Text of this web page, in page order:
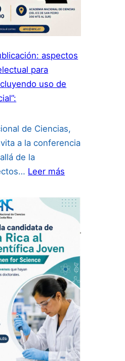
aspectos
para
uso de
de Ciencias,
a la conferencia
de la
Leer más
allá
de
aspectos
de
propiedad
intelectual
para
investigadores
incluyendo
uso